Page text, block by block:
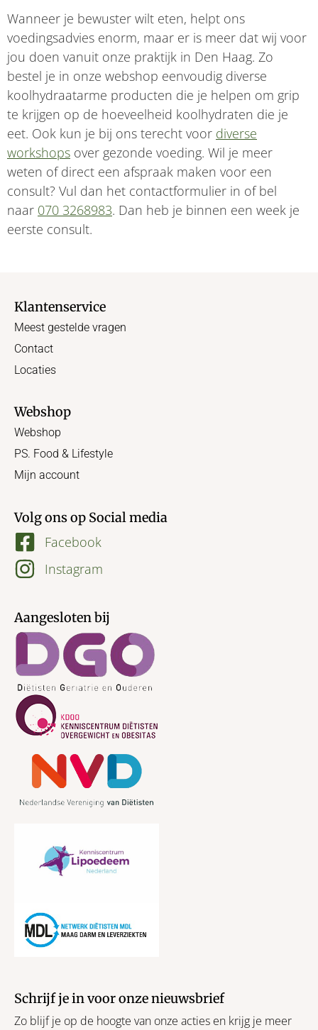
Wanneer je bewuster wilt eten, helpt ons
voedingsadvies enorm, maar er is meer dat wij voor
jou doen vanuit onze praktijk in Den Haag. Zo
bestel je in onze webshop eenvoudig diverse
koolhydraatarme producten die je helpen om grip
te krijgen op de hoeveelheid koolhydraten die je
eet. Ook kun je bij ons terecht voor diverse
workshops over gezonde voeding. Wil je meer
weten of direct een afspraak maken voor een
consult? Vul dan het contactformulier in of bel
naar 070 3268983. Dan heb je binnen een week je
eerste consult.
Klantenservice
Meest gestelde vragen
Contact
Locaties
Webshop
Webshop
PS. Food & Lifestyle
Mijn account
Volg ons op Social media
Facebook
Instagram
Aangesloten bij
Schrijf je in voor onze nieuwsbrief
Zo blijf je op de hoogte van onze acties en krijg je meer